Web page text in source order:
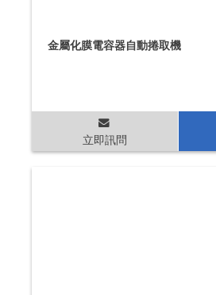
金屬化膜電容器自動捲取機
立即訊問